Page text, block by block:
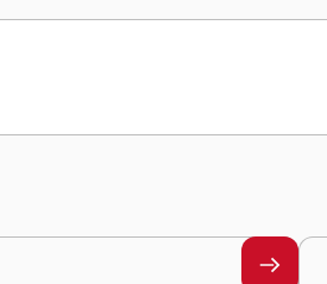
Langt de fleste certifikater
branchen til at klare sig i
verden kræves der